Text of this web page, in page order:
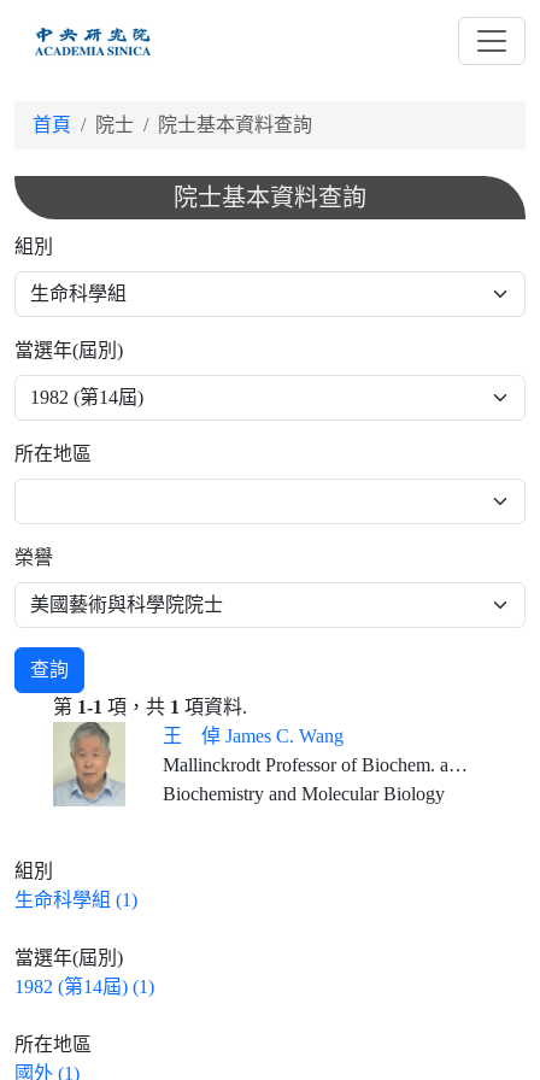
首頁 院士 院士基本資料查詢
院士基本資料查詢
組別
當選年(屆別)
所在地區
榮譽
查詢
第 1-1 項，共 1 項資料.
王 倬 James C. Wang
Mallinckrodt Professor of Biochem. and Molecular Biology, Emeritus, Harvard University
Biochemistry and Molecular Biology
組別
生命科學組 (1)
當選年(屆別)
1982 (第14屆) (1)
所在地區
國外 (1)